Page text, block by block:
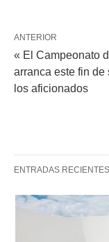
ANTERIOR
« El Campeonato
arranca este fin de
los aficionados
ENTRADAS RECIENTES